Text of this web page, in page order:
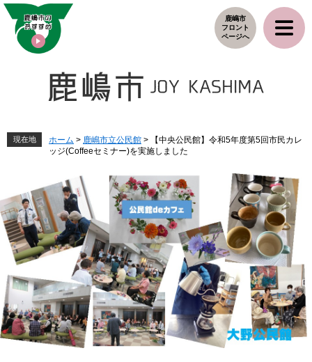
ペ
メ
鹿嶋市
フロント
ページへ
現在地 ホーム > 鹿嶋市立公民館 >
【中央公民館】令和5年度第5回市民カレ
ッジ(Coffeeセミナー)を実施しました